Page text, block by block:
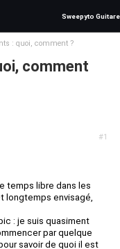
Sweepyto Guitare
: quoi, comment ?
comment
#1
temps libre dans les
longtemps envisagé,
: je suis quasiment
par quelque
savoir de quoi il est